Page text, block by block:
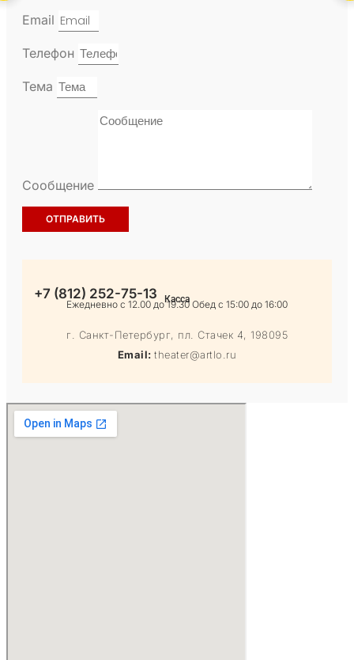
Email
Телефон
Тема
Сообщение
ОТПРАВИТЬ
+7 (812) 252-75-13 Касса
Ежедневно с 12.00 до 19.30 Обед с 15:00 до 16:00
г. Санкт-Петербург, пл. Стачек 4, 198095
Email:theater@artlo.ru